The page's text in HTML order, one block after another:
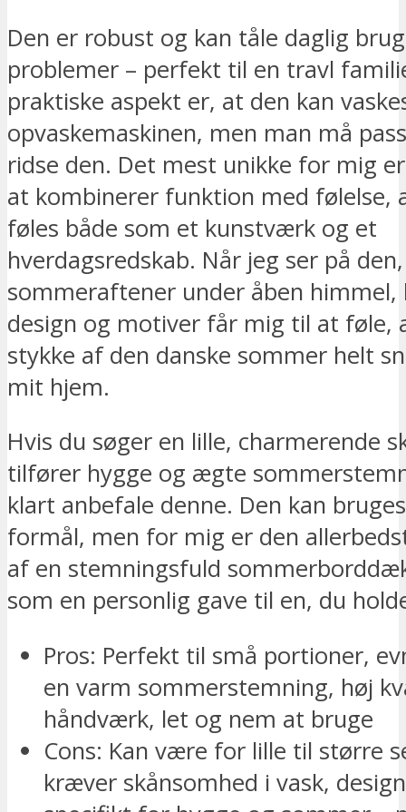
Den er robust og kan tåle daglig
problemer – perfekt til en travl
praktiske aspekt er, at den kan
opvaskemaskinen, men man må
ridse den. Det mest unikke for mig
at kombinerer funktion med følelse,
føles både som et kunstværk og et
hverdagsredskab. Når jeg ser på
sommeraftener under åben himmel,
design og motiver får mig til at føle,
stykke af den danske sommer helt
mit hjem.
Hvis du søger en lille, charmerende
tilfører hygge og ægte
klart anbefale denne. Den kan
formål, men for mig er den
af en stemningsfuld
som en personlig gave til en, du
Pros: Perfekt til små portioner,
en varm sommerstemning, høj
håndværk, let og nem at bruge
Cons: Kan være for lille til større
kræver skånsomhed i vask,